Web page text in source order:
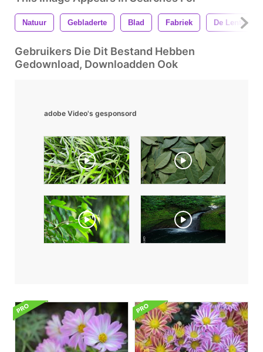
Natuur Gebladerte Blad Fabriek De Lente
Gebruikers Die Dit Bestand Hebben
Gedownload, Downloadden Ook
adobe Video's gesponsord